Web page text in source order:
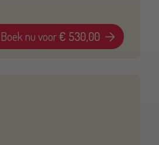
Boek nu voor€ 530,00